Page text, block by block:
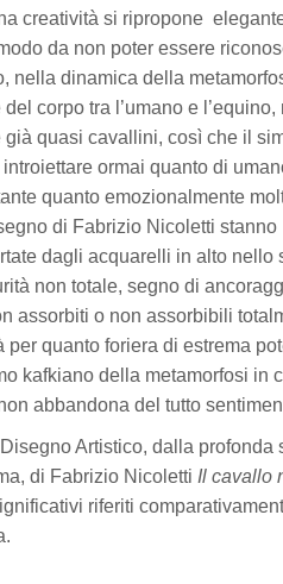
creatività si ripropone
da non poter essere
nella dinamica della
corpo tra l’umano e
già quasi cavallini, così che il
ormai quanto di
quanto emozionalmente
di Fabrizio Nicoletti
dagli acquarelli in alto nello
non totale, segno di
assorbiti o non assorbibili
per quanto foriera di estrema
kafkiano della metamorfosi in
abbandona del tutto
Artistico, dalla profonda
di Fabrizio Nicoletti Il cavallo
riferiti